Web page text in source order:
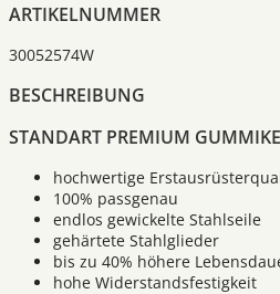
ARTIKELNUMMER
30052574W
BESCHREIBUNG
STANDART PREMIUM
hochwertige
100% passgenau
endlos gewickelte Stahlseile
gehärtete Stahlglieder
bis zu 40% höhere
hohe Widerstandsfestigkeit